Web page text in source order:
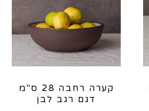
קערה רחבה 28 ס"מ
דגם רגב לבן